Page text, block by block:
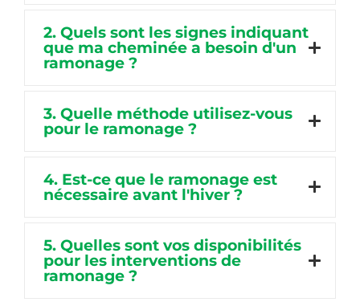
2. Quels sont les signes indiquant
que ma cheminée a besoin d'un
ramonage ?
3. Quelle méthode utilisez-vous
pour le ramonage ?
4. Est-ce que le ramonage est
nécessaire avant l'hiver ?
5. Quelles sont vos disponibilités
pour les interventions de
ramonage ?